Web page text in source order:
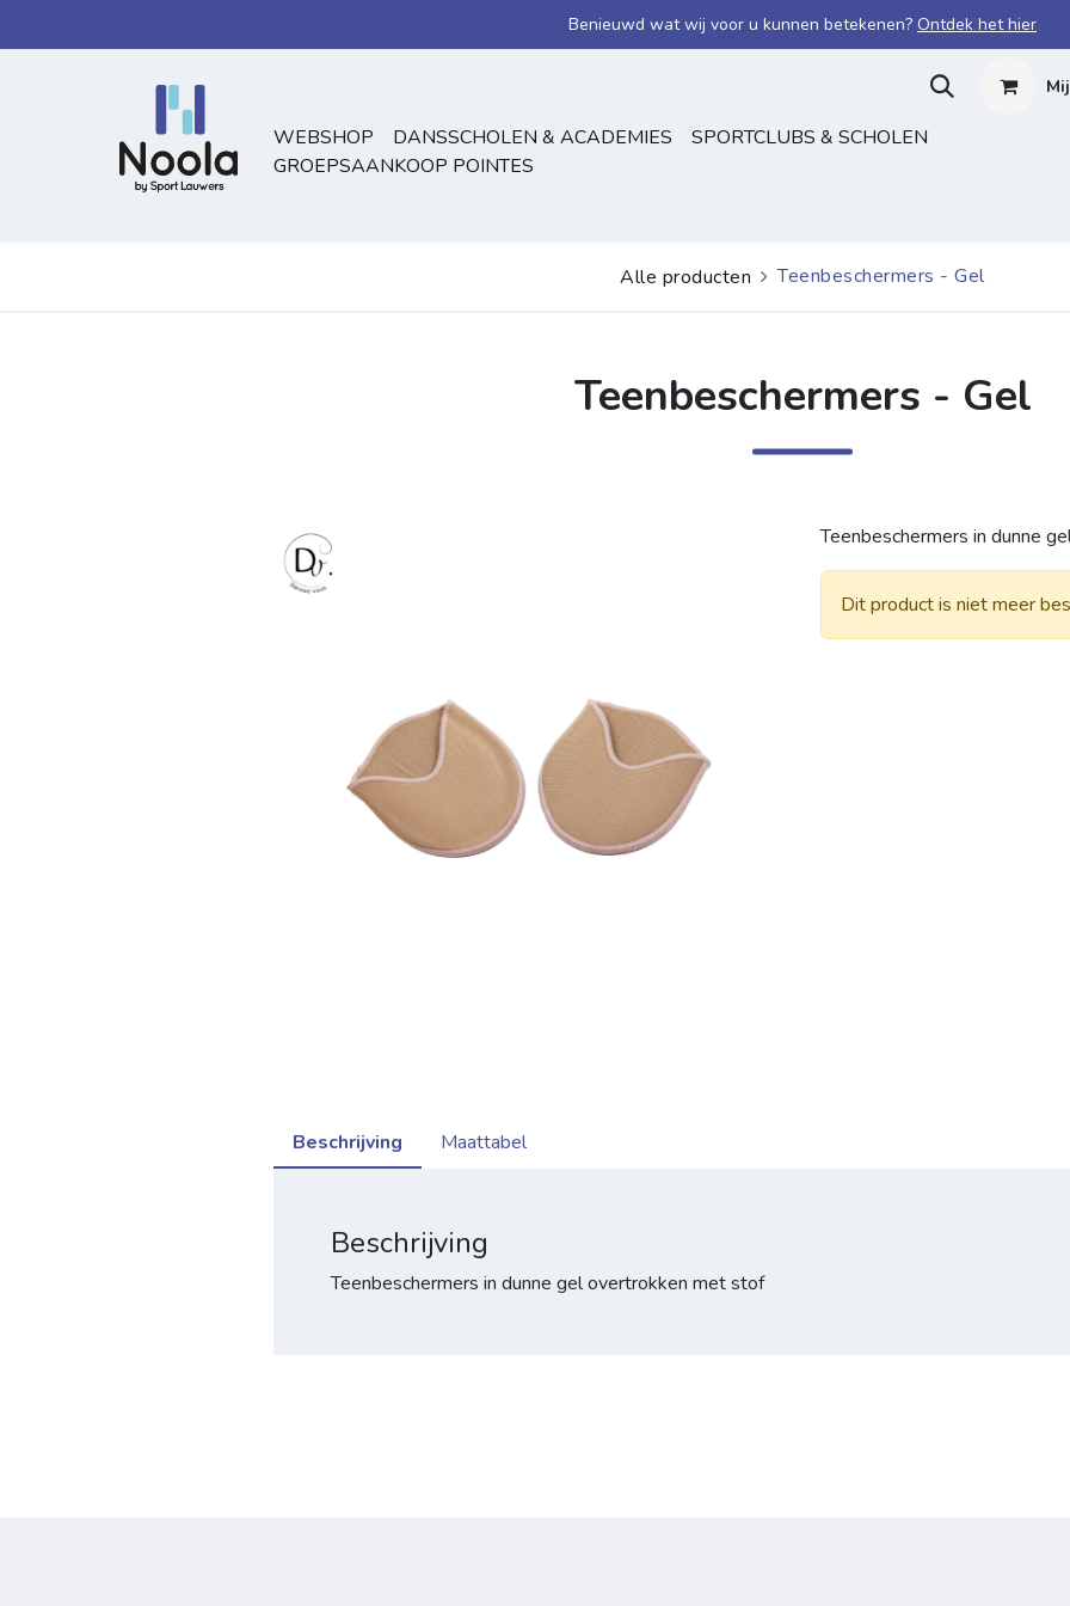
Benieuwd wat wij voor u kunnen betekenen? Ontdek het hier
WEBSHOP
DANSSCHOLEN & ACADEMIES
SPORTCLUBS & SCHOLEN
GROEPSAANKOOP POINTES
Alle producten Teenbeschermers - Gel
Teenbeschermers - Gel
Teenbeschermers in dunne
Dit product is niet meer
Beschrijving Maattabel
Beschrijving
Teenbeschermers in dunne gel overtrokken met stof